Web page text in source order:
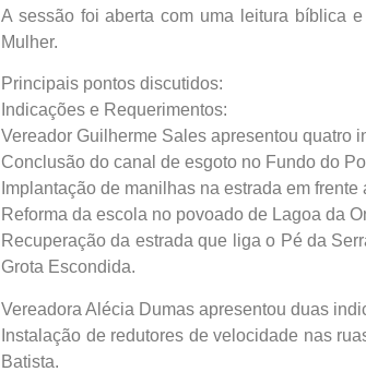
A sessão foi aberta com uma leitura bíblica
Mulher.
Principais pontos discutidos:
Indicações e Requerimentos:
Vereador Guilherme Sales apresentou quatro
Conclusão do canal de esgoto no Fundo do
Implantação de manilhas na estrada em
Reforma da escola no povoado de Lagoa da
Recuperação da estrada que liga o Pé da
Grota Escondida.
Vereadora Alécia Dumas apresentou duas
Instalação de redutores de velocidade nas
Batista.